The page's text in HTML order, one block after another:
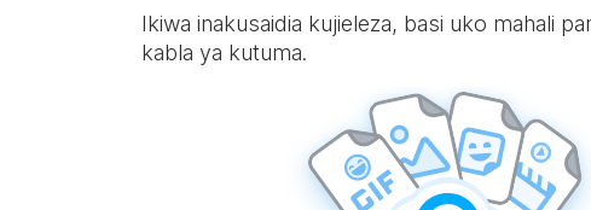
Ikiwa inakusaidia kujieleza, basi uko mahali
kabla ya kutuma.